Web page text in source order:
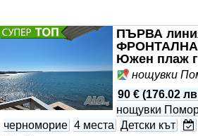
ПЪРВА
ФРОНТАЛНА
Южен плаж
нощувки
90 € (176.02
нощувки
черноморие 4 места Детски кът